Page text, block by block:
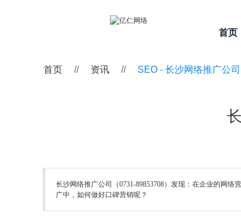
首页
长沙网络推广公司（0731-89853708）发现：在企业的网
广中，如何做好口碑营销呢？
首页 // 资讯 // SEO - 长沙网络推广公